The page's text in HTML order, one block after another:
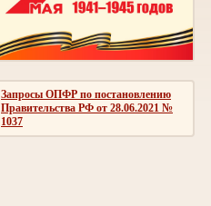
Запросы ОПФР по постановлению
Правительства РФ от 28.06.2021 №
1037